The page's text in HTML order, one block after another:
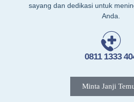
sayang dan dedikasi untuk
Anda.
0811 1333
Minta Janji